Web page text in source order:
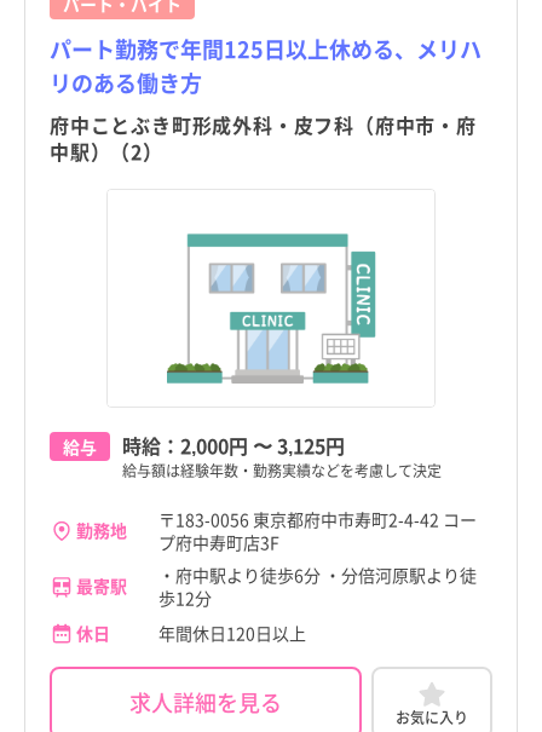
パート勤務で年間125日以上休める、メリハ
リのある働き方
府中ことぶき町形成外科・皮フ科（府中市・府
中駅）（2）
給与 時給： 2,000円 〜3,125円
給与額は経験年数・勤務実績などを考慮して決定
勤務地
〒183-0056 東京都府中市寿町2-4-42 コー
プ府中寿町店3F
最寄駅
・府中駅より徒歩6分 ・分倍河原駅より徒
歩12分
休日
年間休日120日以上
求人詳細を見る お気に入り